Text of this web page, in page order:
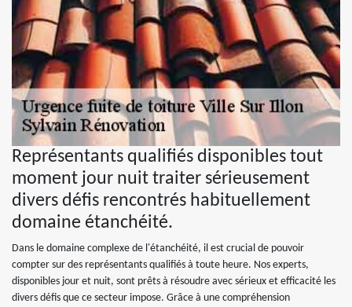
Représentants qualifiés disponibles tout
moment jour nuit traiter sérieusement
divers défis rencontrés habituellement
domaine étanchéité.
Dans le domaine complexe de l'étanchéité, il est crucial de pouvoir
compter sur des représentants qualifiés à toute heure. Nos experts,
disponibles jour et nuit, sont prêts à résoudre avec sérieux et efficacité les
divers défis que ce secteur impose. Grâce à une compréhension